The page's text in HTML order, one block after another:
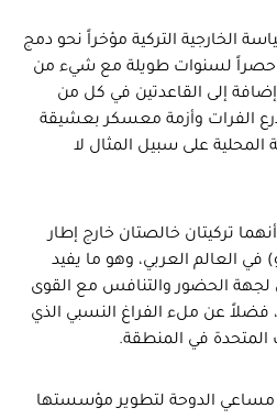
الخارجية التركية مؤخراً نحو دمج
حصراً لسنوات طويلة مع شيء من
إلى القاعدتين في كل من
الفرات وأزمة معسكر بعشيقة
على سبيل المثال لا
تركيتان خالصتان خارج إطار
العالم العربي، وهو ما يفيد
لجهة الحضور والتنافس مع القوى
فضلاً عن ملء الفراغ النسبي الذي
المتحدة في المنطقة.
مساعي الدوحة لتطوير مؤسستها